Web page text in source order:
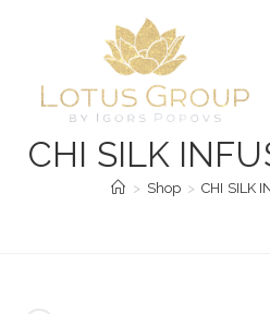
CHI SILK
> Shop > CHI SILK